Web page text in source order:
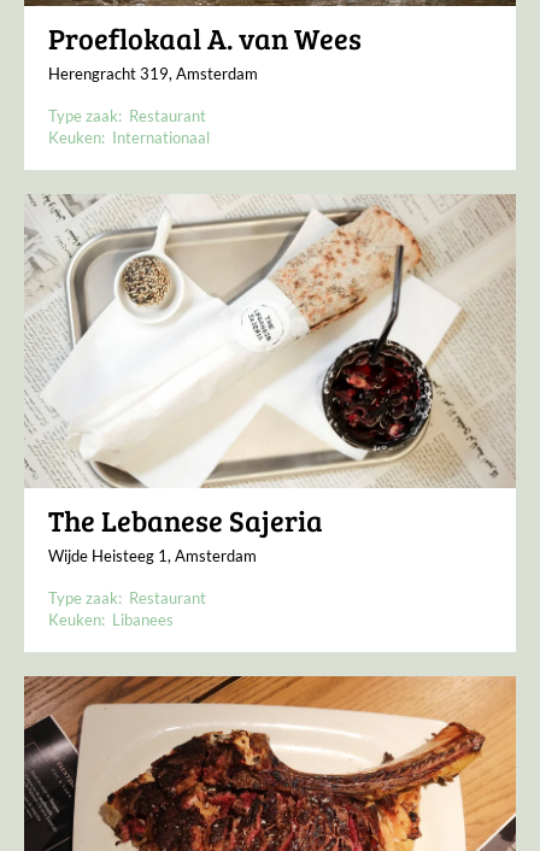
Proeflokaal A. van Wees
Herengracht 319, Amsterdam
Type zaak: Restaurant
Keuken: Internationaal
The Lebanese Sajeria
Wijde Heisteeg 1, Amsterdam
Type zaak: Restaurant
Keuken: Libanees